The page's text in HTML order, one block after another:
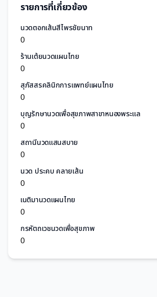
รายการที่เกี่ยวข้อง
นวดตอกเส้นสีไพรชัยนาท
0
ร้านเต้ยนวดแผนไทย
0
สุภัสสรคลินิกการแพทย์แผนไทย
0
บุญรักษานวดเพื่อสุขภาพสาขาหนองพระแล
0
สถานีนวดแสนสบาย
0
นวด ประคบ คลายเส้น
0
เนติมานวดแผนไทย
0
กรหัตถเวชนวดเพื่อสุขภาพ
0